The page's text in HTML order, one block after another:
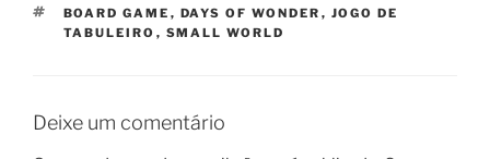
TAGS
BOARD GAME , DAYS OF WONDER , JOGO DE
TABULEIRO , SMALL WORLD
Deixe um comentário